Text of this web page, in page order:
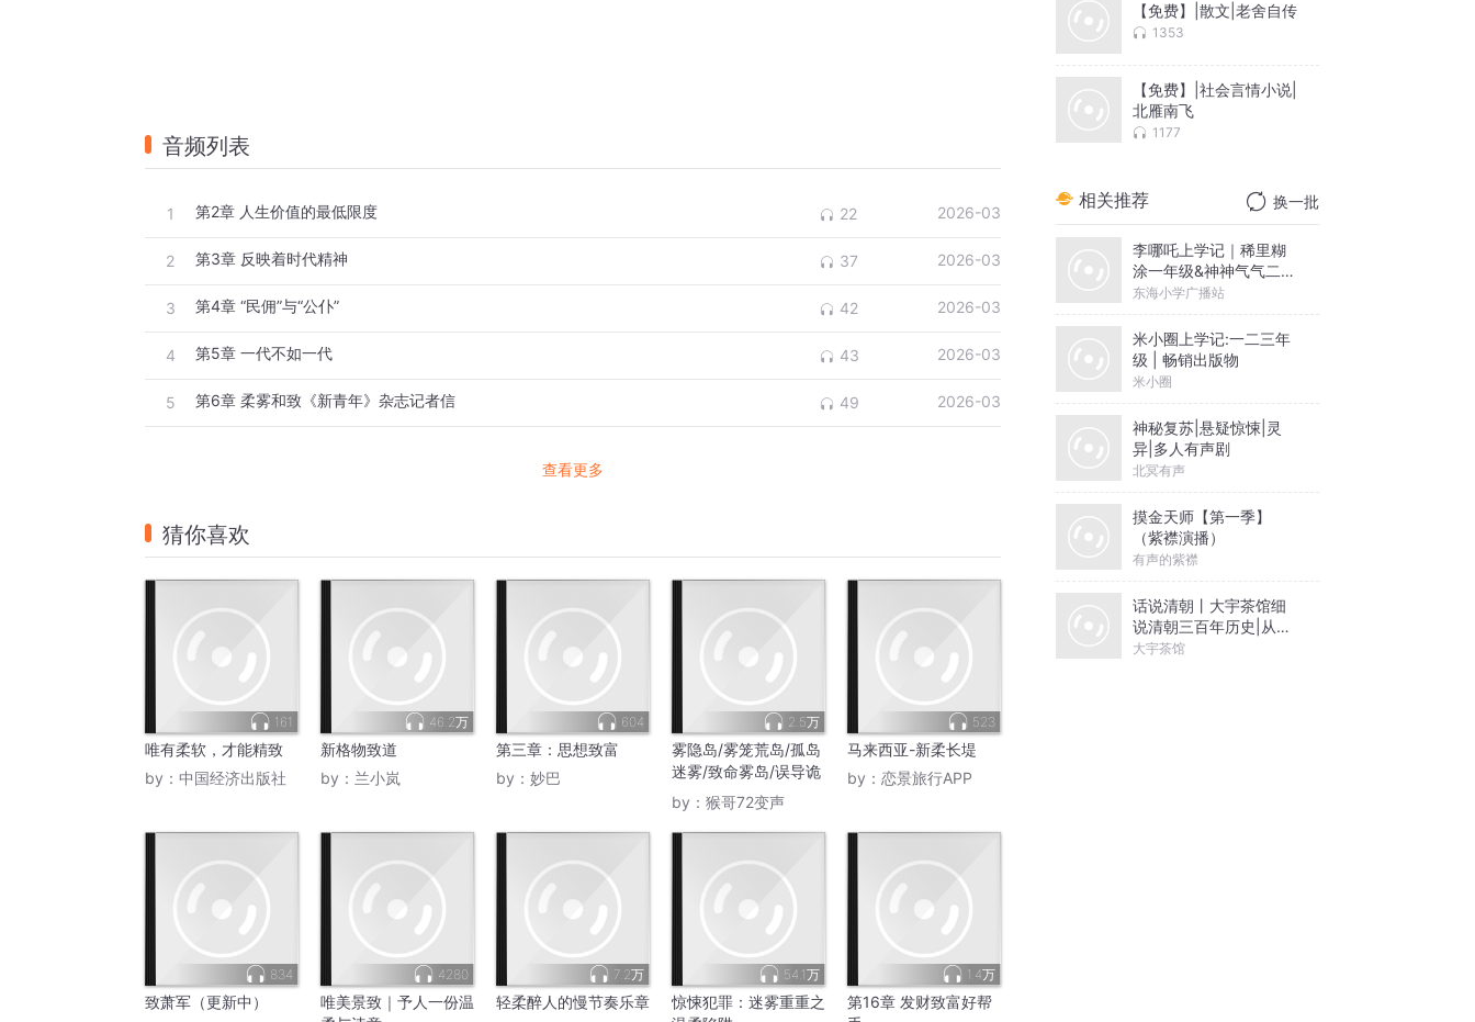
音频列表
1 第2章 人生价值的最低限度 22 2026-03
2 第3章 反映着时代精神 37 2026-03
3 第4章 “民佣”与“公仆” 42 2026-03
4 第5章 一代不如一代 43 2026-03
5 第6章 柔雾和致《新青年》杂志记者信 49 2026-03
查看更多
猜你喜欢
161
唯有柔软，才能精致
by： 中国经济出版社
46.2万
新格物致道
by： 兰小岚
604
第三章：思想致富
by： 妙巴
2.5万
雾隐岛/雾笼荒岛/孤岛
迷雾/致命雾岛/误导诡
事
by： 猴哥72变声
523
马来西亚-新柔长堤
by： 恋景旅行APP
834
致萧军（更新中）
4280
唯美景致｜予人一份温
7.2万
轻柔醉人的慢节奏乐章
54.1万
惊悚犯罪：迷雾重重之
1.4万
第16章 发财致富好帮
【免费】|散文|老舍自传
1353
【免费】|社会言情小说|
北雁南飞
1177
相关推荐 换一批
李哪吒上学记｜稀里糊
涂一年级&神神气气二年
级
东海小学广播站
米小圈上学记:一二三年
级 | 畅销出版物
米小圈
神秘复苏|悬疑惊悚|灵
异|多人有声剧
北冥有声
摸金天师【第一季】
（紫襟演播）
有声的紫襟
话说清朝丨大宇茶馆细
说清朝三百年历史|从努
尔哈赤到末代皇帝溥仪|
大宇茶馆